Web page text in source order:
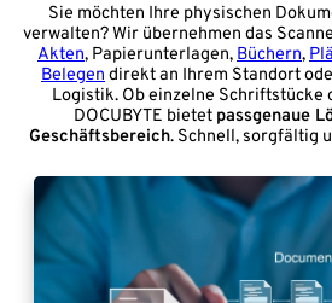
Sie möchten Ihre physischen
verwalten? Wir übernehmen das
Akten, Papierunterlagen, Büchern,
Belegen direkt an Ihrem Standort
Logistik. Ob einzelne Schriftstücke
DOCUBYTE bietet passgenaue
Geschäftsbereich. Schnell, sorgfältig